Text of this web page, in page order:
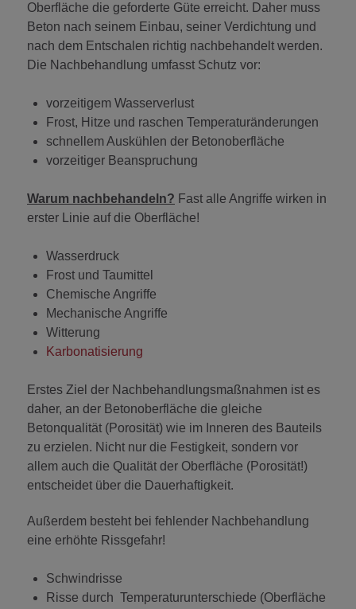
Oberfläche die geforderte Güte erreicht. Daher muss
Beton nach seinem Einbau, seiner Verdichtung und
nach dem Entschalen richtig nachbehandelt werden.
Die Nachbehandlung umfasst Schutz vor:
vorzeitigem Wasserverlust
Frost, Hitze und raschen Temperaturänderungen
schnellem Auskühlen der Betonoberfläche
vorzeitiger Beanspruchung
Warum nachbehandeln? Fast alle Angriffe wirken in
erster Linie auf die Oberfläche!
Wasserdruck
Frost und Taumittel
Chemische Angriffe
Mechanische Angriffe
Witterung
Karbonatisierung
Erstes Ziel der Nachbehandlungsmaßnahmen ist es
daher, an der Betonoberfläche die gleiche
Betonqualität (Porosität) wie im Inneren des Bauteils
zu erzielen. Nicht nur die Festigkeit, sondern vor
allem auch die Qualität der Oberfläche (Porosität!)
entscheidet über die Dauerhaftigkeit.
Außerdem besteht bei fehlender Nachbehandlung
eine erhöhte Rissgefahr!
Schwindrisse
Risse durch Temperaturunterschiede (Oberfläche